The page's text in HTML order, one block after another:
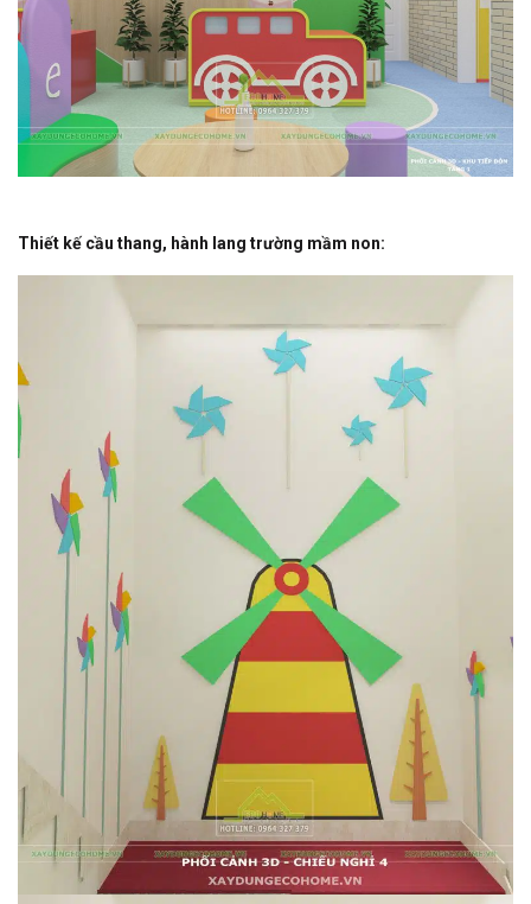
Thiết kế cầu thang, hành lang trường mầm non: